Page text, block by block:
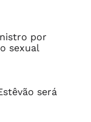
por
sexual
será